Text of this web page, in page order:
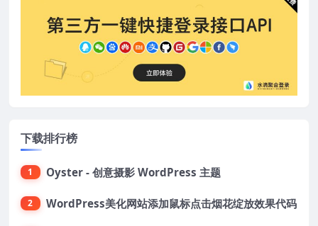
下载排行榜
1 Oyster - 创意摄影 WordPress 主题
2 WordPress美化网站添加鼠标点击烟花绽放效果代码